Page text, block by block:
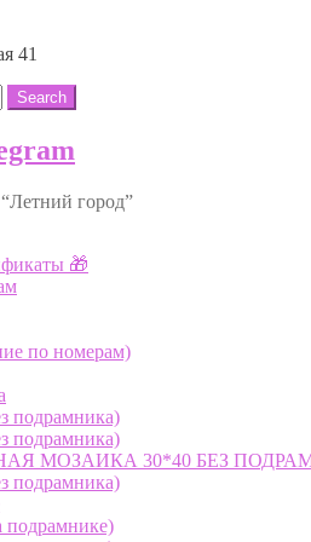
41
Search
город”
🎁
по номерам)
подрамника)
подрамника)
МОЗАИКА 30*40 БЕЗ
подрамника)
подрамнике)